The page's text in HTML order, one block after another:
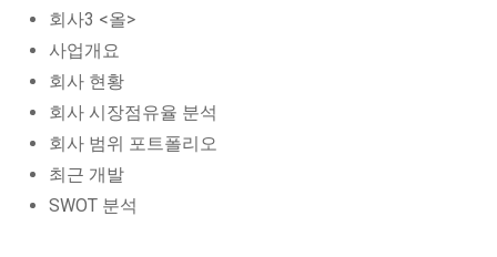
회사3 <올>
사업개요
회사 현황
회사 시장점유율 분석
회사 범위 포트폴리오
최근 개발
SWOT 분석